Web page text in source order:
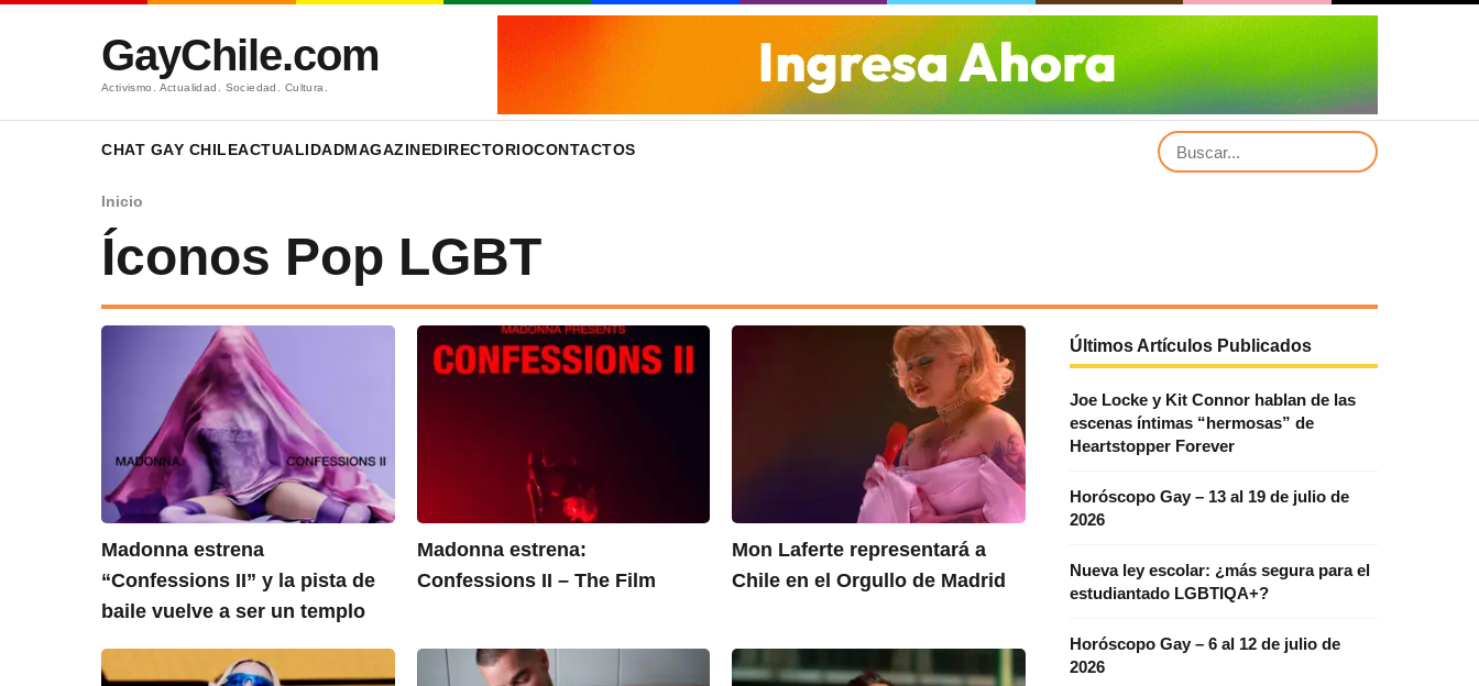
GayChile.com
Activismo. Actualidad. Sociedad. Cultura.
CHAT GAY CHILEACTUALIDADMAGAZINEDIRECTORIOCONTACTOS
Inicio
Íconos Pop LGBT
Madonna estrena
“Confessions II” y la pista de
baile vuelve a ser un templo
Madonna estrena:
Confessions II – The Film
Mon Laferte representará a
Chile en el Orgullo de Madrid
Últimos Artículos Publicados
Joe Locke y Kit Connor hablan de las
escenas íntimas “hermosas” de
Heartstopper Forever
Horóscopo Gay – 13 al 19 de julio de
2026
Nueva ley escolar: ¿más segura para el
estudiantado LGBTIQA+?
Horóscopo Gay – 6 al 12 de julio de
2026